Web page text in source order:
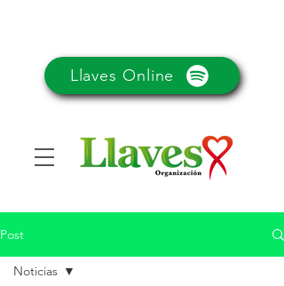
Llaves Online
Post
Noticias